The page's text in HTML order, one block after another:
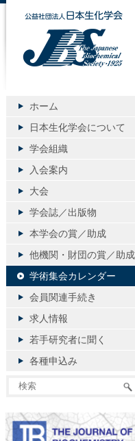
ホーム
日本生化学会について
学会組織
入会案内
大会
学会誌／出版物
本学会の賞／助成
他機関・財団の賞／助成
学術集会カレンダー
会員関連手続き
求人情報
若手研究者に聞く
各種申込み